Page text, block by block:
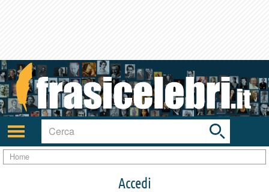
Attiva/disattiva
navigazione
Toggle
search
bar
Home
Accedi